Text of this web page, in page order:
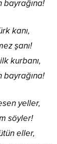
bayrağına!
kanı,
şanı!
kurbanı,
bayrağına!
yeller,
söyler!
eller,